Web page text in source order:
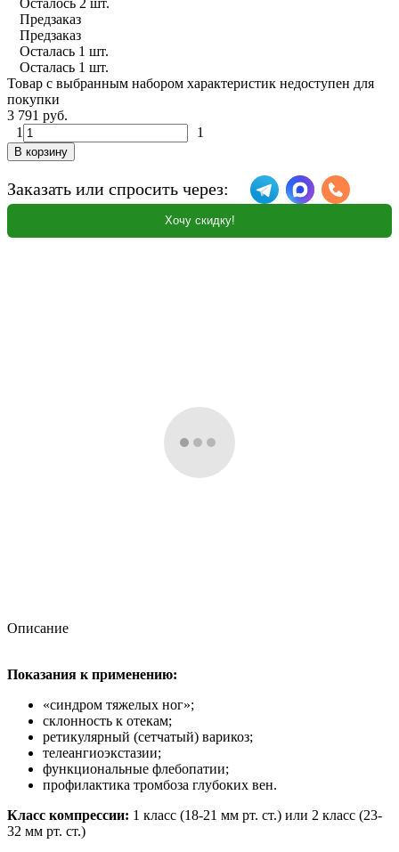
Предзаказ
Предзаказ
Осталась 1 шт.
Осталась 1 шт.
Товар с выбранным набором характеристик недоступен для
покупки
3 791 руб.
1
1
В корзину
Заказать или спросить через:
Хочу скидку!
Описание
Показания к применению:
«синдром тяжелых ног»;
склонность к отекам;
ретикулярный (сетчатый) варикоз;
телеангиоэкстазии;
функциональные флебопатии;
профилактика тромбоза глубоких вен.
Класс компрессии: 1 класс (18-21 мм рт. ст.) или 2 класс (23-
32 мм рт. ст.)